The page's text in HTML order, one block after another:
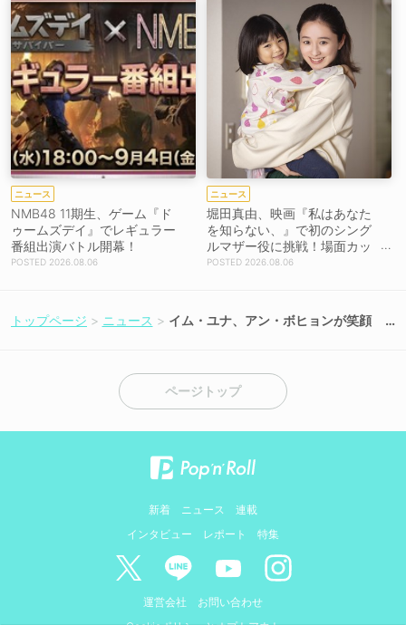
ニュース
NMB48 11期生、ゲーム『ド
ゥームズデイ』でレギュラー
番組出演バトル開幕！
2026.08.06
ニュース
堀田真由、映画『私はあなた
を知らない、』で初のシング
ルマザー役に挑戦！場面カッ
トを解禁！【コメントあり】
2026.08.06
トップページ ニュース
イム・ユナ、アン・ボヒョンが笑顔
ィング＆クリップ映像が6月3日解
禁！
ページトップ
新着 ニュース
連載
インタビュー
レポート 特集
運営会社
お問い合わせ